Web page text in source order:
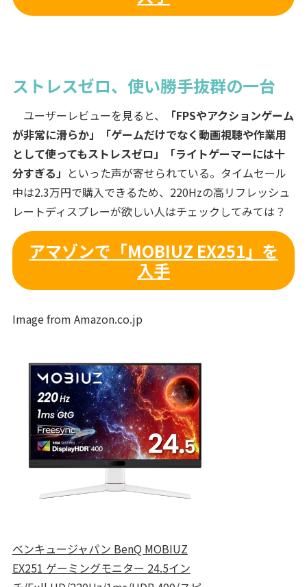
ストレスゼロ、使い勝手抜群の一台
ユーザーレビューを見ると、
「FPSやアクションゲーム
が非常に滑らか」「ゲームだけでなく動画視聴や作業用
として使ってもストレスゼロ」「ライトゲーマーには十
分すぎる」 といった声が寄せられている。タイムセール
中は2.3万円で購入できるため、220Hzの高リフレッシュ
レートディスプレーが欲しい人はチェックしてみては？
アマゾンで「MOBIUZ EX251」を
入手
Image from Amazon.co.jp
ベンキュージャパン BenQ MOBIUZ
EX251 ゲーミングモニター 24.5イン